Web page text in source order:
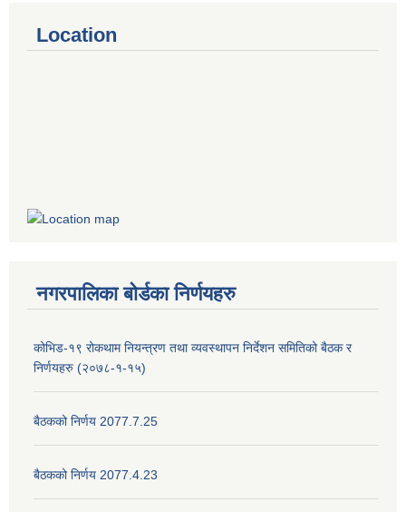
Location
नगरपालिका बोर्डका निर्णयहरु
कोभिड-१९ रोकथाम नियन्त्रण तथा व्यवस्थापन निर्देशन समितिको बैठक र
निर्णयहरु (२०७८-१-१५)
बैठकको निर्णय 2077.7.25
बैठकको निर्णय 2077.4.23